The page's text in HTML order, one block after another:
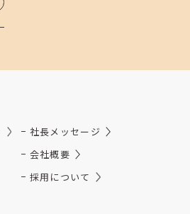
社長メッセージ
会社概要
採用について